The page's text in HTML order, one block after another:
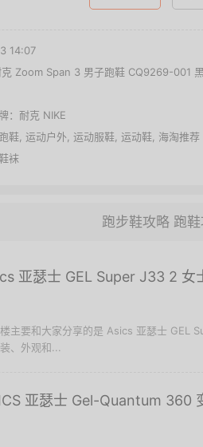
14:07
克 Zoom Span 3 男子跑鞋 CQ9269-001
： 耐克 NIKE
跑鞋 运动户外 运动服鞋 运动鞋 海淘推荐
袜
跑步鞋攻略 跑
亚瑟士 GEL Super J33 2 女
主要和大家分享的是 Asics 亚瑟士 GEL
、外观和...
亚瑟士 Gel-Quantum 360